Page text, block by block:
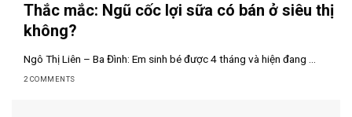
Thắc mắc: Ngũ cốc lợi sữa có bán ở siêu thị
không?
Ngô Thị Liên – Ba Đình: Em sinh bé được 4 tháng và hiện đang ...
2 COMMENTS